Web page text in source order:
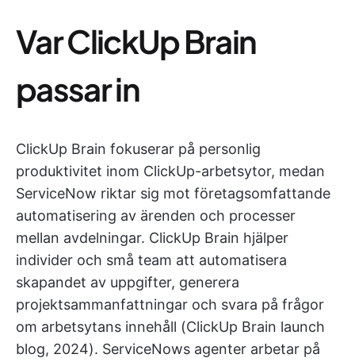
Var ClickUp Brain
passar in
ClickUp Brain fokuserar på personlig
produktivitet inom ClickUp-arbetsytor, medan
ServiceNow riktar sig mot företagsomfattande
automatisering av ärenden och processer
mellan avdelningar. ClickUp Brain hjälper
individer och små team att automatisera
skapandet av uppgifter, generera
projektsammanfattningar och svara på frågor
om arbetsytans innehåll (ClickUp Brain launch
blog, 2024). ServiceNows agenter arbetar på